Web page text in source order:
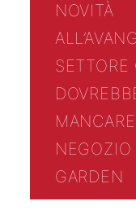
NOVITÀ
GARDEN